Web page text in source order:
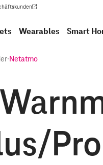
in einem neuen Tab geöffnet)
Wearables Smart
·Netatmo